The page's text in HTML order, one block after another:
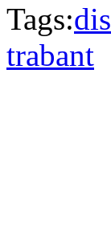
Tags:
trabant